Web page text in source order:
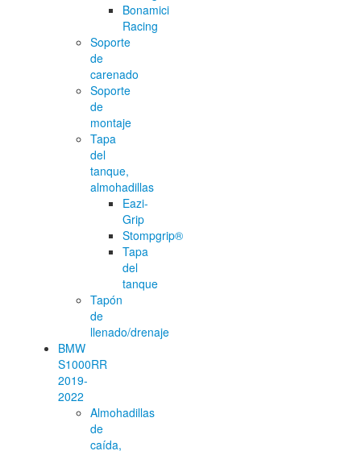
Bonamici
Racing
Soporte
de
carenado
Soporte
de
montaje
Tapa
del
tanque,
almohadillas
Eazi-
Grip
Stompgrip®
Tapa
del
tanque
Tapón
de
llenado/drenaje
BMW
S1000RR
2019-
2022
Almohadillas
de
caída,